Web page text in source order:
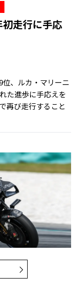
走行に手応
、ルカ・マリーニ
た進歩に手応えを
再び走行すること